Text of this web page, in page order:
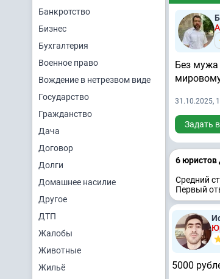
Банкротство
Бизнес
Бухгалтерия
Военное право
Вождение в нетрезвом виде
Государство
Гражданство
Дача
Договор
Долги
Домашнее насилие
Другое
ДТП
Жалобы
Животные
Жильё
Без мужа
31.10.2025,
Задать
6 юристов
Средний
Первый
5000